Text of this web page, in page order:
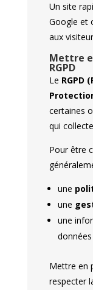
Un site
Google et
aux
Mettre
RGPD
Le RGPD
certaines
qui
Pour être
une
une
une
données
Mettre en
respecter